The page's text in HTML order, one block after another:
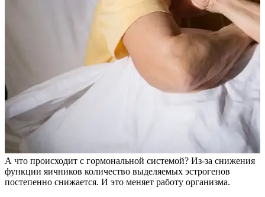
А что происходит с гормональной системой? Из-за снижения
функции яичников количество выделяемых эстрогенов
постепенно снижается. И это меняет работу организма.